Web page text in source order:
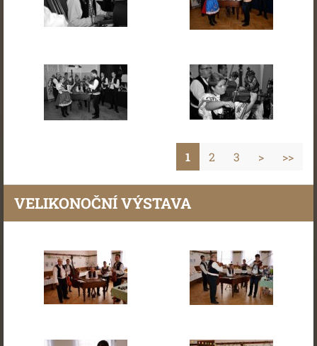
1 2 3 > >>
VELIKONOČNÍ VÝSTAVA